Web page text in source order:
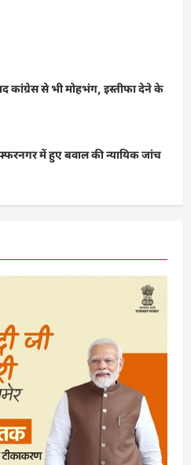
कांग्रेस से भी मोहभंग, इस्तीफा देने के
में हुए बवाल की न्यायिक जांच